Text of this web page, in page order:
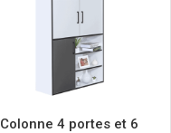
Colonne 4 portes et 6